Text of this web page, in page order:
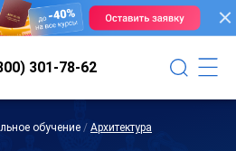
301-78-62
обучение / Архитектура